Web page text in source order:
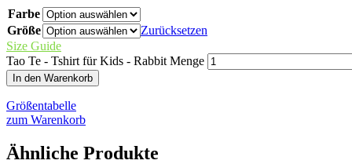
Farbe
Größe
Zurücksetzen
Size Guide
Tao Te - Tshirt für Kids - Rabbit Menge
In den Warenkorb
Größentabelle
zum Warenkorb
Ähnliche Produkte